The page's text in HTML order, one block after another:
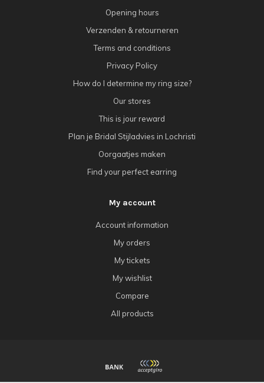
Opening hours
Verzenden & retourneren
Terms and conditions
Privacy Policy
How do I determine my ring size?
Our stores
This is jour reward
Plan je Bridal Stijladvies in Lochristi
Oorgaatjes maken
Find your perfect earring
My account
Account information
My orders
My tickets
My wishlist
Compare
All products